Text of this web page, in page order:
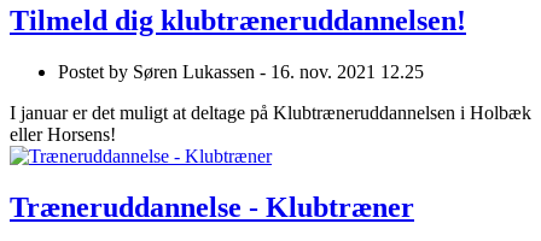
Tilmeld dig klubtræneruddannelsen!
Postet by Søren Lukassen - 16. nov. 2021 12.25
I januar er det muligt at deltage på Klubtræneruddannelsen i Holbæk
eller Horsens!
Træneruddannelse - Klubtræner